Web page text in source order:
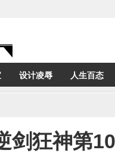
设计凌辱 人生百态
剑狂神第